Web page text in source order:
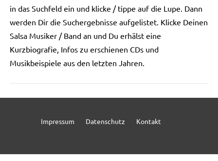
in das Suchfeld ein und klicke / tippe auf die Lupe. Dann
werden Dir die Suchergebnisse aufgelistet. Klicke Deinen
Salsa Musiker / Band an und Du erhälst eine
Kurzbiografie, Infos zu erschienen CDs und
Musikbeispiele aus den letzten Jahren.
Impressum Datenschutz Kontakt